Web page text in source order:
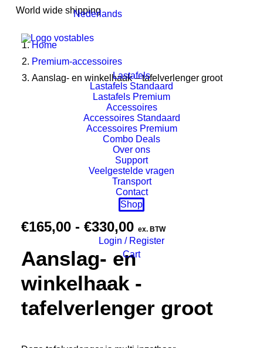
World wide shipping
Nederlands
Lastafels
Lastafels Standaard
Lastafels Premium
Accessoires
Accessoires Standaard
Accessoires Premium
Combo Deals
Over ons
Support
Veelgestelde vragen
Transport
Contact
Shop
Login / Register
Cart
Home
Premium-accessoires
Aanslag- en winkelhaak – tafelverlenger groot
€165,00 - €330,00Prijsklasse:
€165,00
tot
ex. BTW
Aanslag- en
winkelhaak -
tafelverlenger groot